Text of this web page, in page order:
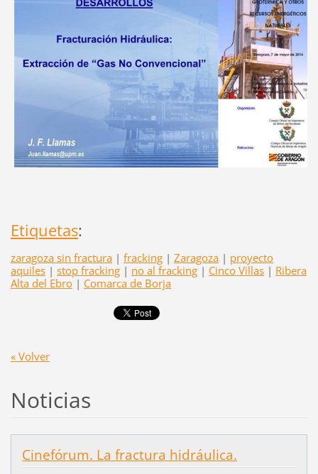
Etiquetas:
zaragoza sin fractura | fracking | Zaragoza | proyecto
aquiles | stop fracking | no al fracking | Cinco Villas | Ribera
Alta del Ebro | Comarca de Borja
« Volver
Noticias
Cinefórum. La fractura hidráulica.